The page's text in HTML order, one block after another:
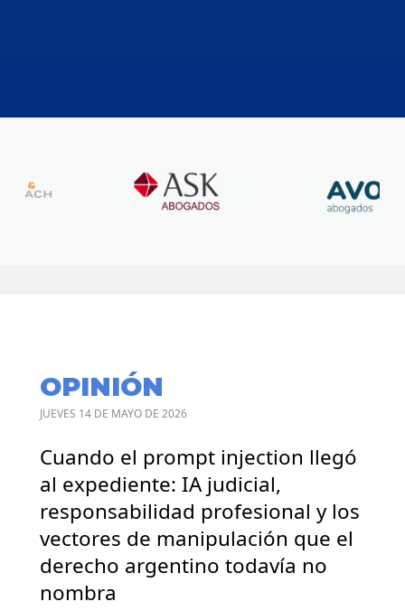
OPINIÓN
JUEVES 14 DE MAYO DE 2026
Cuando el prompt injection llegó
al expediente: IA judicial,
responsabilidad profesional y los
vectores de manipulación que el
derecho argentino todavía no
nombra